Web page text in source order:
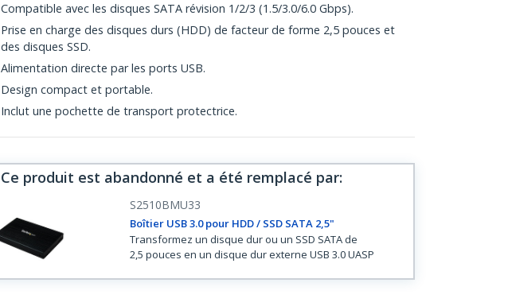
Compatible avec les disques SATA révision 1/2/3 (1.5/3.0/6.0 Gbps).
Prise en charge des disques durs (HDD) de facteur de forme 2,5 pouces et
des disques SSD.
Alimentation directe par les ports USB.
Design compact et portable.
Inclut une pochette de transport protectrice.
Ce produit est abandonné et a été remplacé par:
S2510BMU33
Boîtier USB 3.0 pour HDD / SSD SATA 2,5"
Transformez un disque dur ou un SSD SATA de
2,5 pouces en un disque dur externe USB 3.0 UASP